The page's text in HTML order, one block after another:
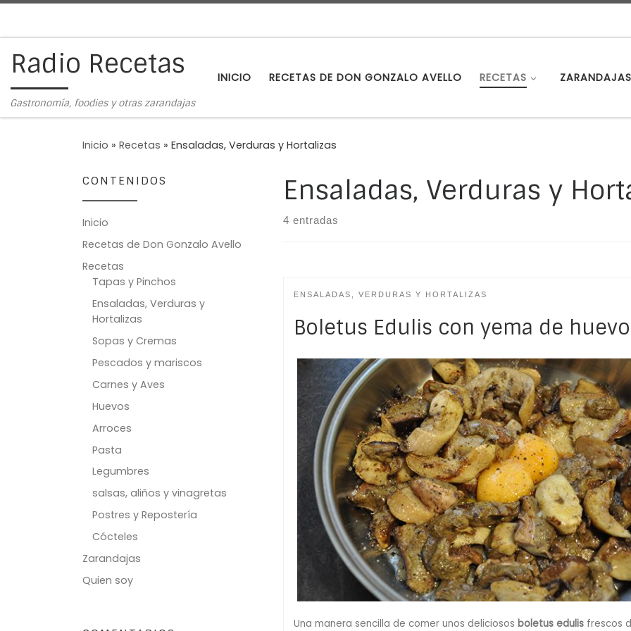
Radio Recetas
Gastronomía, foodies y otras zarandajas
INICIO RECETAS DE DON GONZALO AVELLO RECETAS ZARANDAJAS
Inicio » Recetas » Ensaladas, Verduras y Hortalizas
Ensaladas, Verduras y
4 entradas
ENSALADAS, VERDURAS Y HORTALIZAS
Boletus Edulis con yema de huevo
Una manera sencilla de comer unos deliciosos boletus edulis frescos
CONTENIDOS
Inicio
Recetas de Don Gonzalo Avello
Recetas
Tapas y Pinchos
Ensaladas, Verduras y
Hortalizas
Sopas y Cremas
Pescados y mariscos
Carnes y Aves
Huevos
Arroces
Pasta
Legumbres
salsas, aliños y vinagretas
Postres y Repostería
Cócteles
Zarandajas
Quien soy